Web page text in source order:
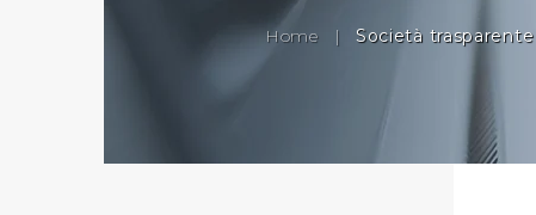
Home | Società trasparente